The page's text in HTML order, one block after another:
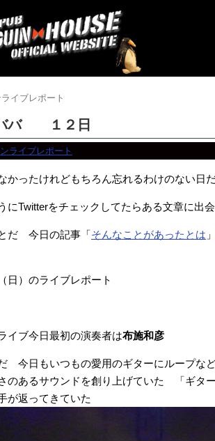
イブレポート
ババ １２日
ライブレポート
かったけれどもちろん忘れるわけのない日
にTwitterをチェックしてたらある文章に
だ 今日の記事「そんなことがあったとは
日）のライブレポート
イブ今日最初の演奏者は布施和彦
今日もいつもの愛用のギターにループな
のあるサウンドを創り上げていた 「ギタ
が返ってきていた